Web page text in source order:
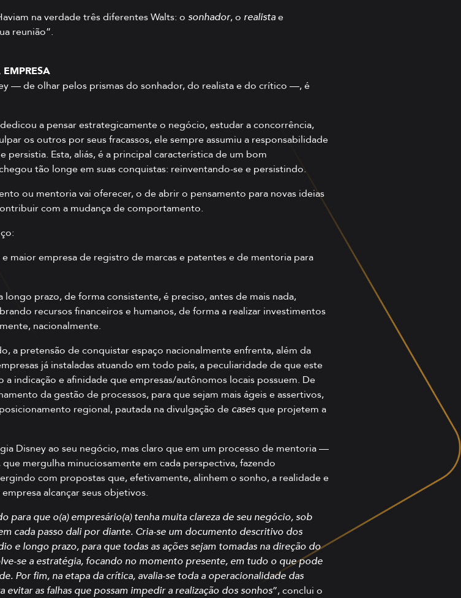
na verdade três diferentes Walts: o sonhador, o realistae
reunião”.
— de olhar pelos prismas do sonhador, do realista e do crítico —, é
a pensar estrategicamente o negócio, estudar a concorrência,
os outros por seus fracassos, ele sempre assumiu a responsabilidade
Esta, aliás, é a principal característica de um bom
tão longe em suas conquistas: reinventando-se e persistindo.
ou mentoria vai oferecer, o de abrir o pensamento para novas ideias
com a mudança de comportamento.
maior empresa de registro de marcas e patentes e de mentoria para
longo prazo, de forma consistente, é preciso, antes de mais nada,
recursos financeiros e humanos, de forma a realizar investimentos
nacionalmente.
a pretensão de conquistar espaço nacionalmente enfrenta, além da
já instaladas atuando em todo país, a peculiaridade de que este
indicação e afinidade que empresas/autônomos locais possuem. De
da gestão de processos, para que sejam mais ágeis e assertivos,
regional, pautada na divulgação de casesque projetem a
Disney ao seu negócio, mas claro que em um processo de mentoria —
mergulha minuciosamente em cada perspectiva, fazendo
com propostas que, efetivamente, alinhem o sonho, a realidade e
alcançar seus objetivos.
para que o(a) empresário(a) tenha muita clareza de seu negócio, sob
cada passo dali por diante. Cria-se um documento descritivo dos
e longo prazo, para que todas as ações sejam tomadas na direção do
se a estratégia, focando no momento presente, em tudo o que pode
Por fim, na etapa da crítica, avalia-se toda a operacionalidade das
as falhas que possam impedir a realização dos sonhos”, conclui o